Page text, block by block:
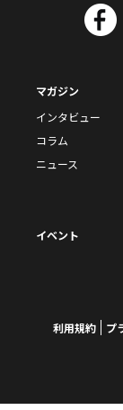
マガジン
インタビュー
コラム
ニュース
イベント
利用規約 プ